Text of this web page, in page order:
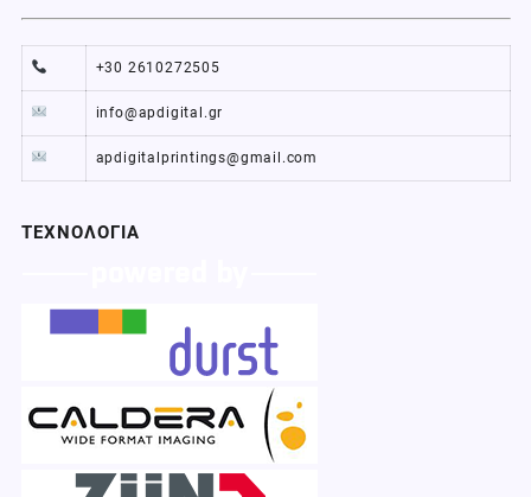
+30 2610272505
info@apdigital.gr
apdigitalprintings@gmail.com
ΤΕΧΝΟΛΟΓΙΑ